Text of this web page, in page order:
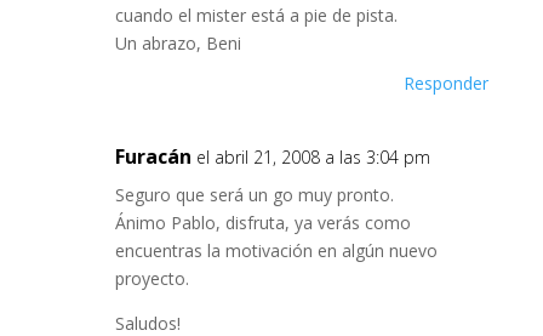
cuando el mister está a pie de pista.
Un abrazo, Beni
Responder
Furacán el abril 21, 2008 a las 3:04 pm
Seguro que será un go muy pronto.
Ánimo Pablo, disfruta, ya verás como
encuentras la motivación en algún nuevo
proyecto.
Saludos!